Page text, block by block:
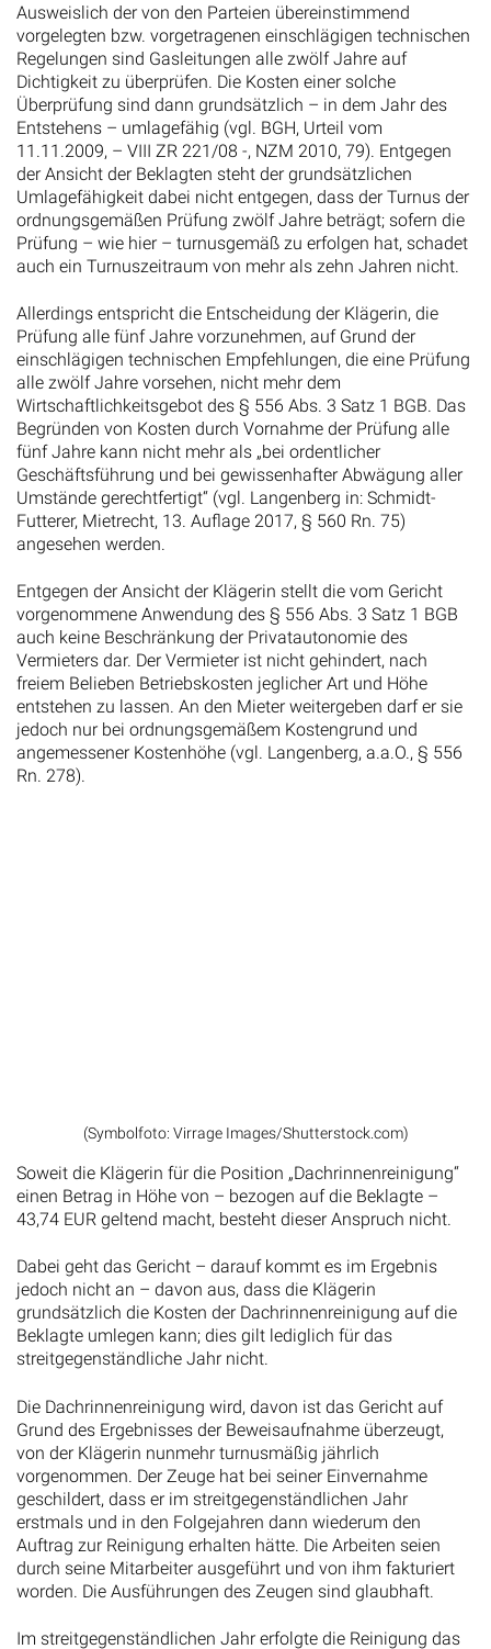
Ausweislich der von den Parteien übereinstimmend
vorgelegten bzw. vorgetragenen einschlägigen technischen
Regelungen sind Gasleitungen alle zwölf Jahre auf
Dichtigkeit zu überprüfen. Die Kosten einer solche
Überprüfung sind dann grundsätzlich – in dem Jahr des
Entstehens – umlagefähig (vgl. BGH, Urteil vom
11.11.2009, – VIII ZR 221/08 -, NZM 2010, 79). Entgegen
der Ansicht der Beklagten steht der grundsätzlichen
Umlagefähigkeit dabei nicht entgegen, dass der Turnus der
ordnungsgemäßen Prüfung zwölf Jahre beträgt; sofern die
Prüfung – wie hier – turnusgemäß zu erfolgen hat, schadet
auch ein Turnuszeitraum von mehr als zehn Jahren nicht.
Allerdings entspricht die Entscheidung der Klägerin, die
Prüfung alle fünf Jahre vorzunehmen, auf Grund der
einschlägigen technischen Empfehlungen, die eine Prüfung
alle zwölf Jahre vorsehen, nicht mehr dem
Wirtschaftlichkeitsgebot des § 556 Abs. 3 Satz 1 BGB. Das
Begründen von Kosten durch Vornahme der Prüfung alle
fünf Jahre kann nicht mehr als „bei ordentlicher
Geschäftsführung und bei gewissenhafter Abwägung aller
Umstände gerechtfertigt“ (vgl. Langenberg in: Schmidt-
Futterer, Mietrecht, 13. Auflage 2017, § 560 Rn. 75)
angesehen werden.
Entgegen der Ansicht der Klägerin stellt die vom Gericht
vorgenommene Anwendung des § 556 Abs. 3 Satz 1 BGB
auch keine Beschränkung der Privatautonomie des
Vermieters dar. Der Vermieter ist nicht gehindert, nach
freiem Belieben Betriebskosten jeglicher Art und Höhe
entstehen zu lassen. An den Mieter weitergeben darf er sie
jedoch nur bei ordnungsgemäßem Kostengrund und
angemessener Kostenhöhe (vgl. Langenberg, a.a.O., § 556
Rn. 278).
(Symbolfoto: Virrage Images/Shutterstock.com)
Soweit die Klägerin für die Position „Dachrinnenreinigung“
einen Betrag in Höhe von – bezogen auf die Beklagte –
43,74 EUR geltend macht, besteht dieser Anspruch nicht.
Dabei geht das Gericht – darauf kommt es im Ergebnis
jedoch nicht an – davon aus, dass die Klägerin
grundsätzlich die Kosten der Dachrinnenreinigung auf die
Beklagte umlegen kann; dies gilt lediglich für das
streitgegenständliche Jahr nicht.
Die Dachrinnenreinigung wird, davon ist das Gericht auf
Grund des Ergebnisses der Beweisaufnahme überzeugt,
von der Klägerin nunmehr turnusmäßig jährlich
vorgenommen. Der Zeuge hat bei seiner Einvernahme
geschildert, dass er im streitgegenständlichen Jahr
erstmals und in den Folgejahren dann wiederum den
Auftrag zur Reinigung erhalten hätte. Die Arbeiten seien
durch seine Mitarbeiter ausgeführt und von ihm fakturiert
worden. Die Ausführungen des Zeugen sind glaubhaft.
Im streitgegenständlichen Jahr erfolgte die Reinigung das